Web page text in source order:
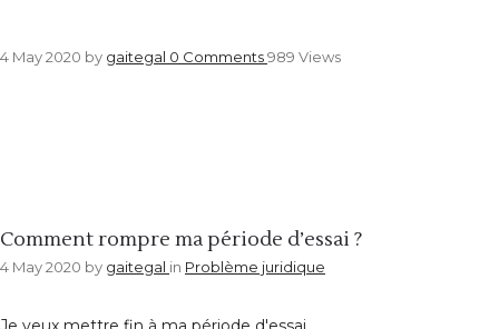
4 May 2020 by gaitegal 0 Comments989 Views
Comment rompre ma période d’essai ?
4 May 2020 by gaitegal in Problème juridique